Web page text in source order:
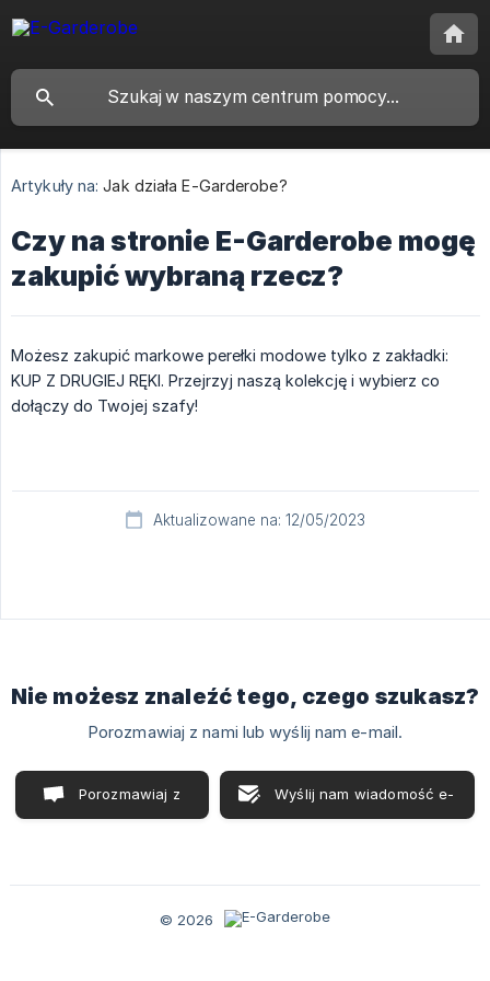
Artykuły na: Jak działa E-Garderobe?
Czy na stronie E-Garderobe mogę
zakupić wybraną rzecz?
Możesz zakupić markowe perełki modowe tylko z zakładki:
KUP Z DRUGIEJ RĘKI. Przejrzyj naszą kolekcję i wybierz co
dołączy do Twojej szafy!
Aktualizowane na: 12/05/2023
Nie możesz znaleźć tego, czego szukasz?
Porozmawiaj z nami lub wyślij nam e-mail.
Porozmawiaj z Wyślij nam wiadomość e-
© 2026